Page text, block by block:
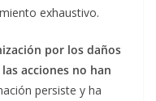
exhaustivo.
por los daños
acciones no han
persiste y ha